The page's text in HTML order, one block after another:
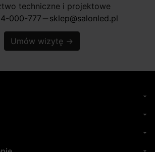
techniczne i projektowe
000-777 horizontal_rule sklep@salonled.pl
Umów wizytę →
arrow_drop_down
arrow_drop_down
arrow_drop_down